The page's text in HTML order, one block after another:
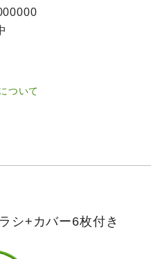
ついて
シ+カバー6枚付き